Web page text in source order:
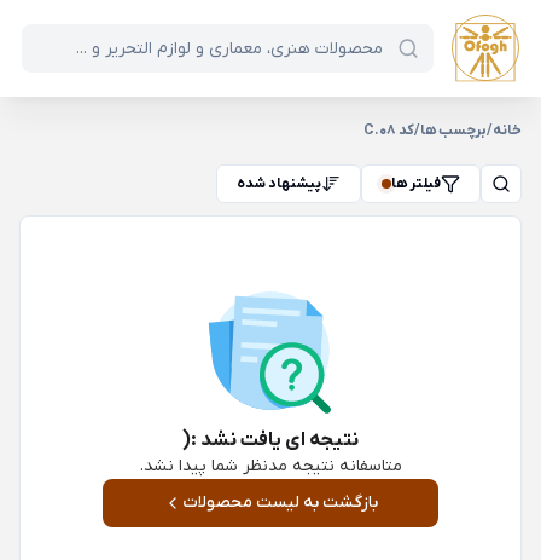
خانه/برچسب ها/کد C.08
فیلتر ها پیشنهاد شده
نتیجه ای یافت نشد :(
متاسفانه نتیجه مدنظر شما پیدا نشد.
بازگشت به لیست محصولات